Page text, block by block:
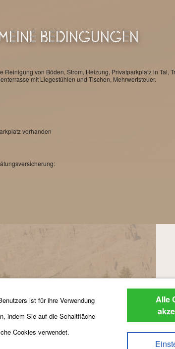
ist für ihre Verwendung
indem Sie auf die Schaltfläche
Cookies verwendet.
Alle
BEDINGUNGEN
von Böden, Strom, Heizung, Privatparkplatz in Tal,
mit Liegestühlen und Tischen, Mehrwertsteuer.
vorhanden